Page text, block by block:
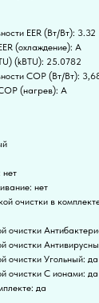
EER (Вт/Вт): 3.32
(охлаждение): A
(kBTU): 25.0782
COP (Вт/Вт):
(нагрев): A
нет
нет
очистки в
очистки
очистки
очистки Угольный: да
очистки С ионами: да
да